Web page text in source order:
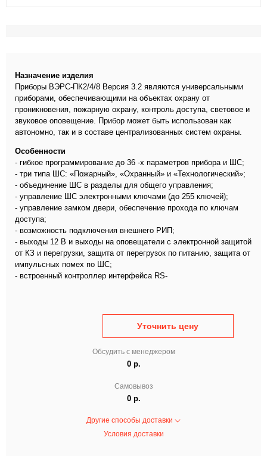
Назначение изделия
Приборы ВЭРС-ПК2/4/8 Версия 3.2 являются универсальными
приборами, обеспечивающими на объектах охрану от
проникновения, пожарную охрану, контроль доступа, световое и
звуковое оповещение. Прибор может быть использован как
автономно, так и в составе централизованных систем охраны.
Особенности
- гибкое программирование до 36 -х параметров прибора и ШС;
- три типа ШС: «Пожарный», «Охранный» и «Технологический»;
- объединение ШС в разделы для общего управления;
- управление ШС электронными ключами (до 255 ключей);
- управление замком двери, обеспечение прохода по ключам
доступа;
- возможность подключения внешнего РИП;
- выходы 12 В и выходы на оповещатели с электронной защитой
от КЗ и перегрузки, защита от перегрузок по питанию, защита от
импульсных помех по ШС;
- встроенный контроллер интерфейса RS-
Уточнить цену
Обсудить с менеджером
0 р.
Самовывоз
0 р.
Другие способы доставки
Условия доставки